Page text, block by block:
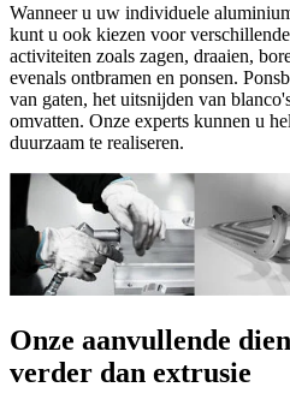
Wanneer u uw individuele
kunt u ook kiezen voor
activiteiten zoals zagen, draaien,
evenals ontbramen en ponsen.
van gaten, het uitsnijden van
omvatten. Onze experts kunnen u
duurzaam te realiseren.
Onze aanvullende
verder dan extrusie